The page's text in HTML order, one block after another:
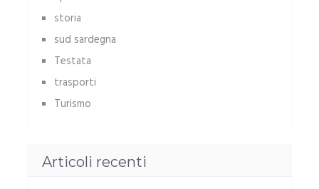
storia
sud sardegna
Testata
trasporti
Turismo
Articoli recenti